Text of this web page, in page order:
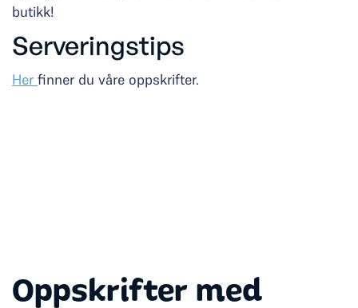
butikk!
Serveringstips
Her finner du våre oppskrifter.
Oppskrifter med